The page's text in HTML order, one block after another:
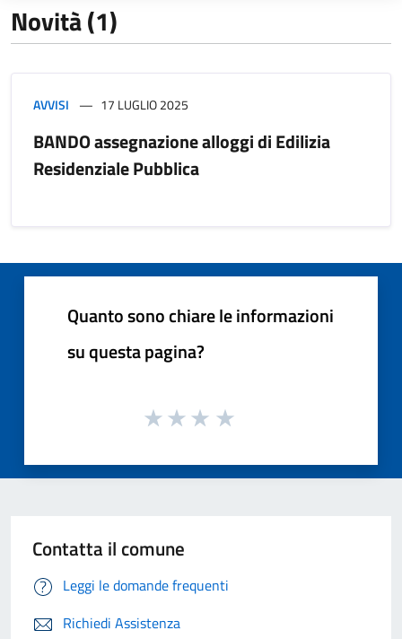
Novità (1)
AVVISI 17 LUGLIO 2025
BANDO assegnazione alloggi di Edilizia
Residenziale Pubblica
Quanto sono chiare le informazioni
su questa pagina?
Contatta il comune
Leggi le domande frequenti
Richiedi Assistenza